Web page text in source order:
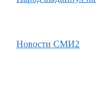
Новости СМИ2